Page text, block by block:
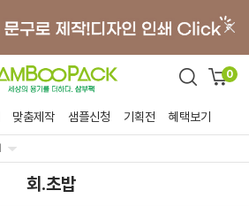
0
맞춤제작 샘플신청 기획전 혜택보기
회.초밥